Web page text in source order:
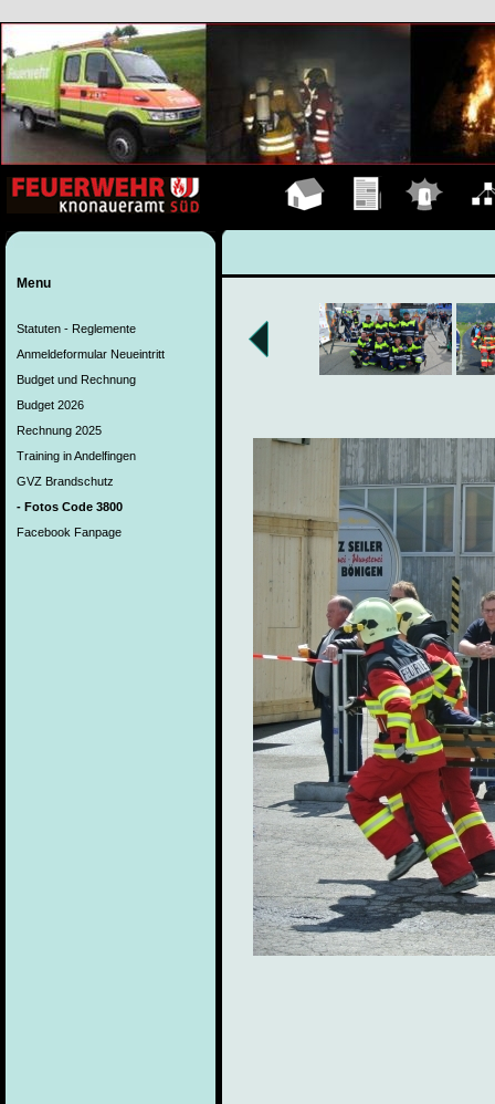
Menu
Statuten - Reglemente
Anmeldeformular Neueintritt
Budget und Rechnung
Budget 2026
Rechnung 2025
Training in Andelfingen
GVZ Brandschutz
- Fotos Code 3800
Facebook Fanpage